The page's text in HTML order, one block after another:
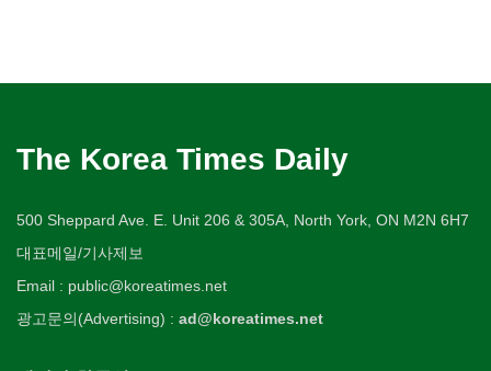
The Korea Times Daily
500 Sheppard Ave. E. Unit 206 & 305A, North York, ON M2N 6H7
대표메일/기사제보
Email : public@koreatimes.net
광고문의(Advertising) : ad@koreatimes.net